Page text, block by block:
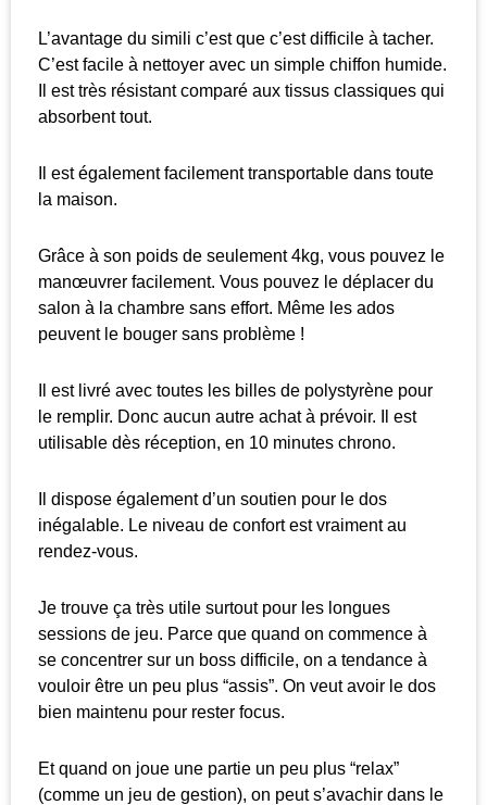
L’avantage du simili c’est que c’est difficile à tacher.
C’est facile à nettoyer avec un simple chiffon humide.
Il est très résistant comparé aux tissus classiques qui
absorbent tout.
Il est également facilement transportable dans toute
la maison.
Grâce à son poids de seulement 4kg, vous pouvez le
manœuvrer facilement. Vous pouvez le déplacer du
salon à la chambre sans effort. Même les ados
peuvent le bouger sans problème !
Il est livré avec toutes les billes de polystyrène pour
le remplir. Donc aucun autre achat à prévoir. Il est
utilisable dès réception, en 10 minutes chrono.
Il dispose également d’un soutien pour le dos
inégalable. Le niveau de confort est vraiment au
rendez-vous.
Je trouve ça très utile surtout pour les longues
sessions de jeu. Parce que quand on commence à
se concentrer sur un boss difficile, on a tendance à
vouloir être un peu plus “assis”. On veut avoir le dos
bien maintenu pour rester focus.
Et quand on joue une partie un peu plus “relax”
(comme un jeu de gestion), on peut s’avachir dans le